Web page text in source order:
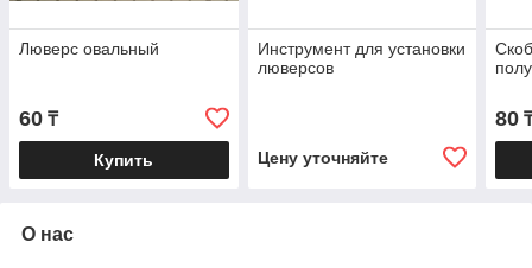
Люверс овальный
60 ₸
Купить
Инструмент для установки
люверсов
Цену уточняйте
80
О нас